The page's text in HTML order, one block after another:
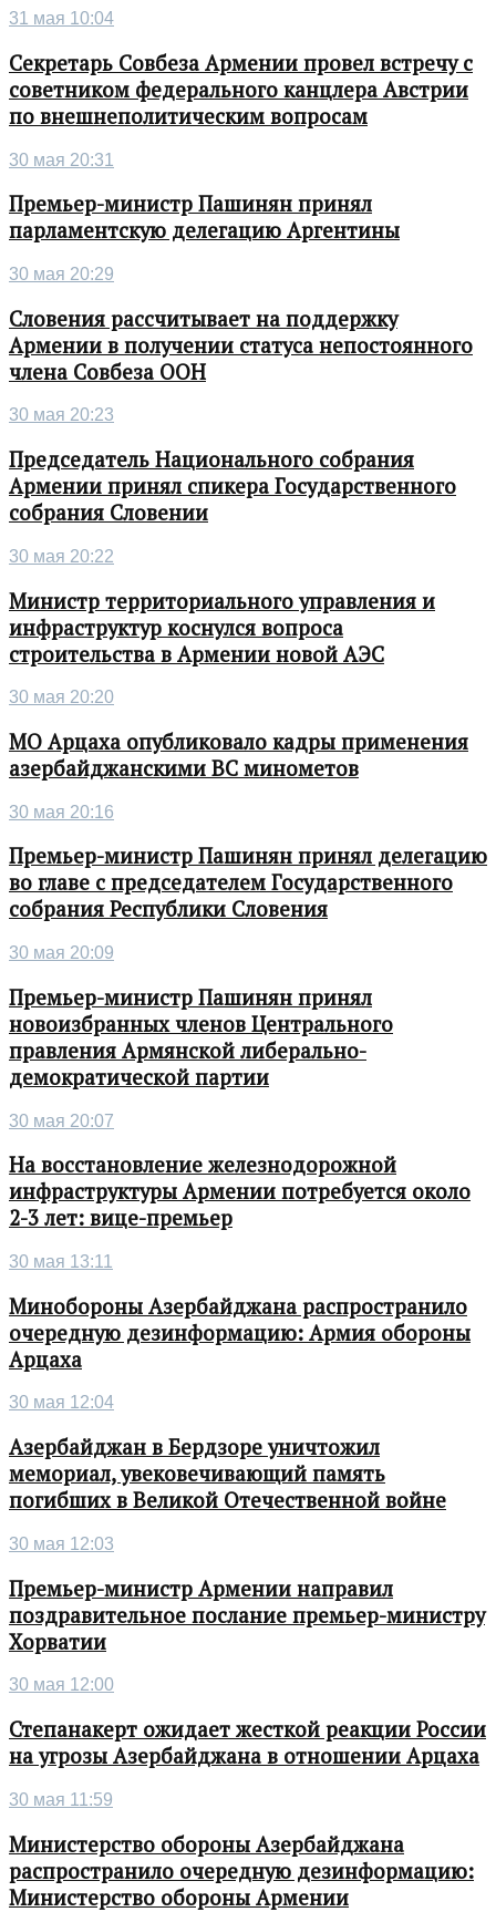
31 мая 10:04
Секретарь Совбеза Армении провел встречу с
советником федерального канцлера Австрии
по внешнеполитическим вопросам
30 мая 20:31
Премьер-министр Пашинян принял
парламентскую делегацию Аргентины
30 мая 20:29
Словения рассчитывает на поддержку
Армении в получении статуса непостоянного
члена Совбеза ООН
30 мая 20:23
Председатель Национального собрания
Армении принял спикера Государственного
собрания Словении
30 мая 20:22
Министр территориального управления и
инфраструктур коснулся вопроса
строительства в Армении новой АЭС
30 мая 20:20
МО Арцаха опубликовало кадры применения
азербайджанскими ВС минометов
30 мая 20:16
Премьер-министр Пашинян принял делегацию
во главе с председателем Государственного
собрания Республики Словения
30 мая 20:09
Премьер-министр Пашинян принял
новоизбранных членов Центрального
правления Армянской либерально-
демократической партии
30 мая 20:07
На восстановление железнодорожной
инфраструктуры Армении потребуется около
2-3 лет: вице-премьер
30 мая 13:11
Минобороны Азербайджана распространило
очередную дезинформацию: Армия обороны
Арцаха
30 мая 12:04
Азербайджан в Бердзоре уничтожил
мемориал, увековечивающий память
погибших в Великой Отечественной войне
30 мая 12:03
Премьер-министр Армении направил
поздравительное послание премьер-министру
Хорватии
30 мая 12:00
Степанакерт ожидает жесткой реакции России
на угрозы Азербайджана в отношении Арцаха
30 мая 11:59
Министерство обороны Азербайджана
распространило очередную дезинформацию:
Министерство обороны Армении